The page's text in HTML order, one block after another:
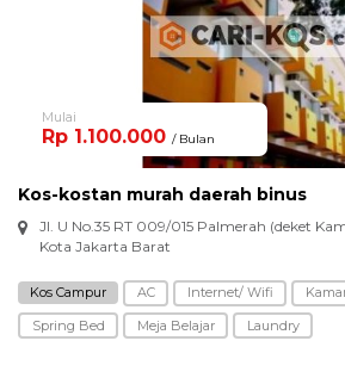
Mulai
Rp 1.100.000 / Bulan
Kos-kostan murah daerah binus
Jl. U No.35 RT 009/015 Palmerah (deket
Kota Jakarta Barat
Kos Campur AC Internet/ Wifi
Spring Bed
Meja Belajar Laundry